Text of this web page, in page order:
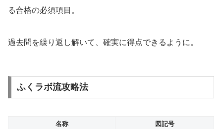
る合格の必須項目。
過去問を繰り返し解いて、確実に得点できるように。
ふくラボ流攻略法
名称 図記号